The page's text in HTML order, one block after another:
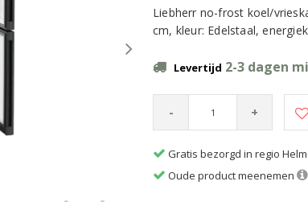
Liebherr no-frost koel/
cm, kleur: Edelstaal,
Levertijd 2-3 dagen
- +
Gratis bezorgd in regio
Oude product meenemen